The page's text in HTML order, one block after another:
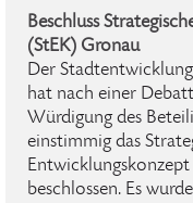
Beschluss
(StEK) Gronau
Der
hat nach einer
Würdigung des
einstimmig das
beschlossen. Es